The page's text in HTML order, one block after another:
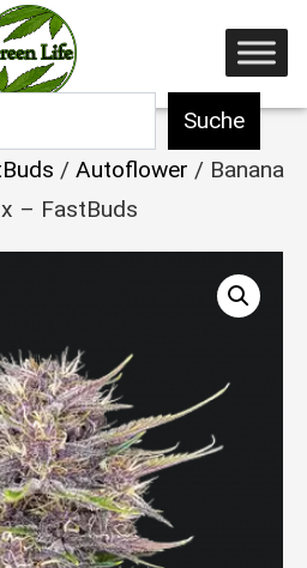
Suche
/ Autoflower / Banana
– FastBuds